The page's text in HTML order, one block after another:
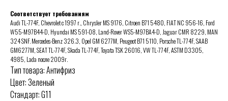
Соответствует требованиям
Audi TL-774F, Chevrolet c 1997 г., Chrysler MS 9176, Citroen B71 5480, FIAT NC 956-16, Ford
W55-M97B44-D, Hyundai MS 591-08, Land-Rover WS5-M97BA4-D, Jaguar CMR 8229, MAN
324 SNF. Mercedes-Benz 326.3, Opel GM 6277M, Peugeot B71 5110, Porsche TL-774F, SAAB
GM6277M, SEAT TL-774F, Skada TL-774F, Toyata TSK 26016, VW TL-774F, ASTM D3305,
4985, Lada после 2009г.
Тип товара: Антифриз
Цвет: Зеленый
Стандарт: G11